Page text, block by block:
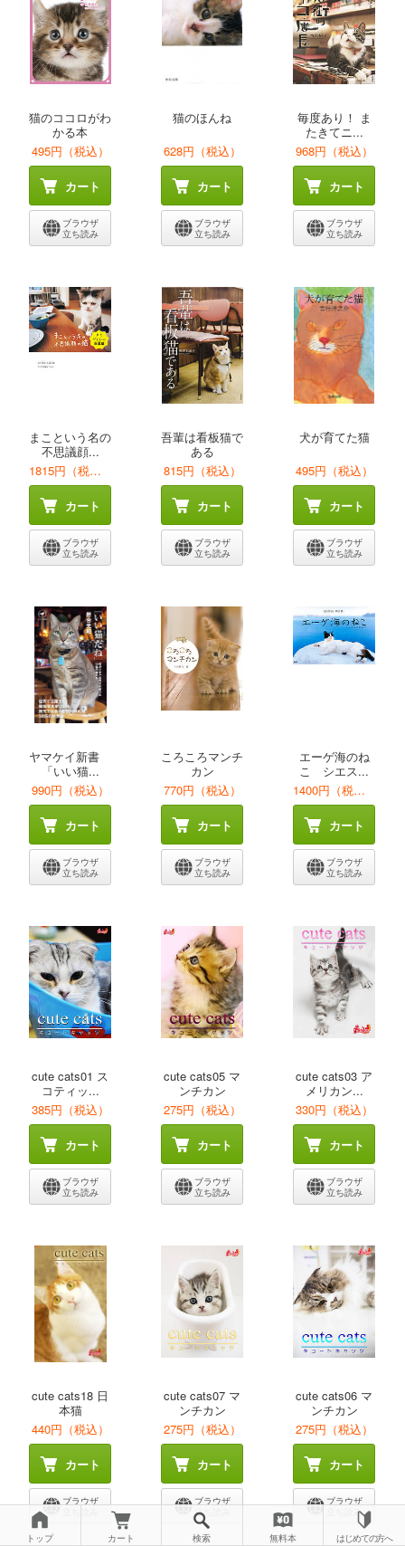
猫のココロがわ
かる本
495円（税込）
カート
ブラウザ
立ち読み
猫のほんね
628円（税込）
カート
ブラウザ
立ち読み
毎度あり！ ま
たきてニ...
968円（税込）
カート
ブラウザ
立ち読み
まこという名の
不思議顔...
1815円（税込）
カート
ブラウザ
立ち読み
吾輩は看板猫で
ある
815円（税込）
カート
ブラウザ
立ち読み
犬が育てた猫
495円（税込）
カート
ブラウザ
立ち読み
ヤマケイ新書
「いい猫...
990円（税込）
カート
ブラウザ
立ち読み
ころころマンチ
カン
770円（税込）
カート
ブラウザ
立ち読み
エーゲ海のね
こ シエス...
1400円（税込）
カート
ブラウザ
立ち読み
cute cats01 ス
コティッ...
385円（税込）
カート
ブラウザ
立ち読み
cute cats05 マ
ンチカン
275円（税込）
カート
ブラウザ
立ち読み
cute cats03 ア
メリカン...
330円（税込）
カート
ブラウザ
立ち読み
cute cats18 日
本猫
440円（税込）
カート
ブラウザ
cute cats07 マ
ンチカン
275円（税込）
カート
ブラウザ
立ち読み
cute cats06 マ
ンチカン
275円（税込）
カート
ブラウザ
立ち読み
トップ カート 検索 無料本 はじめての方へ